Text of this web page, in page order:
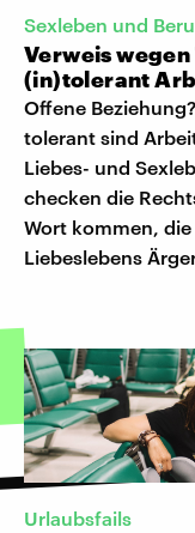
Sexleben und
Verweis
(in)tolerant
Offene
tolerant sind
Liebes- und
checken die
Wort kommen,
Liebeslebens
Urlaubsfails